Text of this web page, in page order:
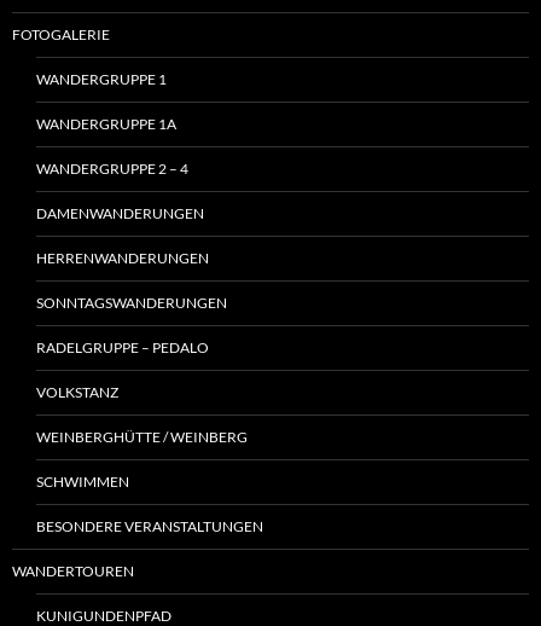
FOTOGALERIE
WANDERGRUPPE 1
WANDERGRUPPE 1A
WANDERGRUPPE 2 – 4
DAMENWANDERUNGEN
HERRENWANDERUNGEN
SONNTAGSWANDERUNGEN
RADELGRUPPE – PEDALO
VOLKSTANZ
WEINBERGHÜTTE / WEINBERG
SCHWIMMEN
BESONDERE VERANSTALTUNGEN
WANDERTOUREN
KUNIGUNDENPFAD